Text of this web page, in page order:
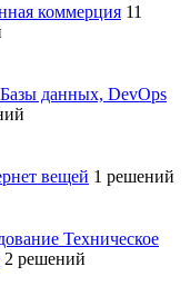
коммерция 11
данных, DevOps
вещей 1 решений
Техническое
2 решений